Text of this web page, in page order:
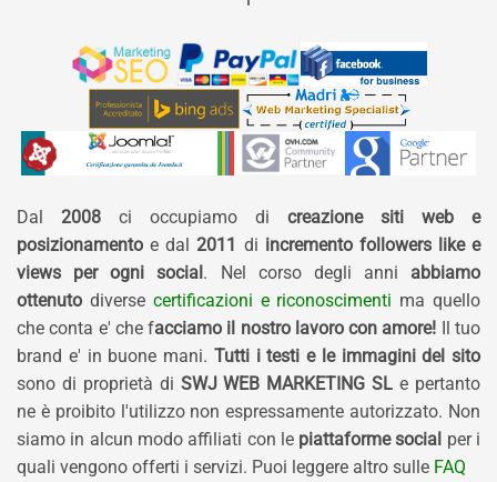
Dal 2008 ci occupiamo di creazione siti web e
posizionamento e dal 2011 di incremento followers like e
views per ogni social. Nel corso degli anni abbiamo
ottenuto diverse certificazioni e riconoscimenti ma quello
che conta e' che facciamo il nostro lavoro con amore! Il tuo
brand e' in buone mani. Tutti i testi e le immagini del sito
sono di proprietà di SWJ WEB MARKETING SL e pertanto
ne è proibito l'utilizzo non espressamente autorizzato. Non
siamo in alcun modo affiliati con le piattaforme social per i
quali vengono offerti i servizi. Puoi leggere altro sulle FAQ